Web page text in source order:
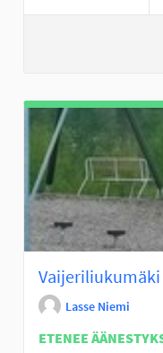
Lasse Niemi
ETENEE